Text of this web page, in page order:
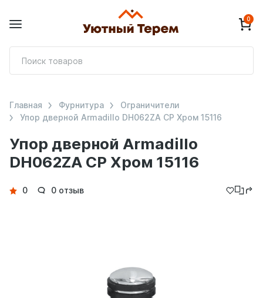
0
Упор дверной Armadillo
DH062ZA CP Хром 15116
Главная Фурнитура
Ограничители
Упор дверной Armadillo DH062ZA CP Хром 15116
Детали
0 0 отзыв